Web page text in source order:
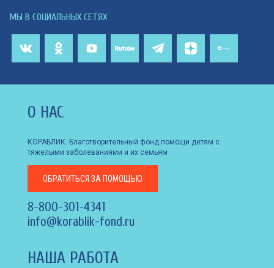
МЫ В СОЦИАЛЬНЫХ СЕТЯХ
О НАС
КОРАБЛИК. Благотворительный фонд помощи детям с
тяжелыми заболеваниями и их семьям
ОБРАТИТЬСЯ ЗА ПОМОЩЬЮ
8-800-301-4341
info@korablik-fond.ru
НАША РАБОТА